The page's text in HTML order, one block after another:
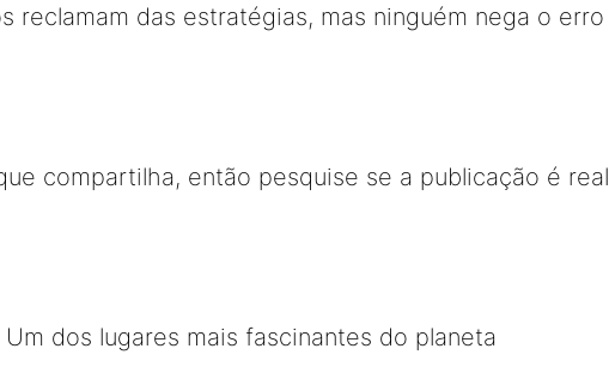
reclamam das estratégias, mas ninguém nega o erro
compartilha, então pesquise se a publicação é real
dos lugares mais fascinantes do planeta